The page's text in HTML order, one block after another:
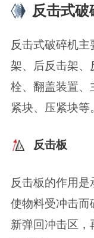
反击式破
反击式破碎机
架、后反击架、
栓、翻盖装置、
紧块、压紧块等
反击板
反击板的作用是
使物料受冲击而
新弹回冲击区